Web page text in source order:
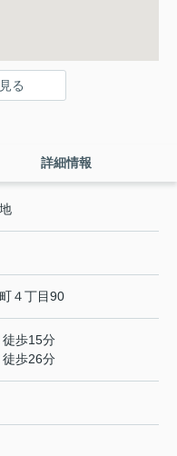
る
詳細情報
４丁目90
徒歩15分
徒歩26分